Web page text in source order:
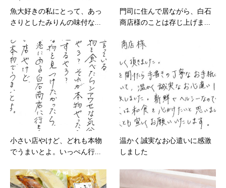
魚大好きの私にとって、あっ
さりとしたみりんの味付な...
門司に住んで居ながら、白石
商店様のことは存じ上げま...
小さい店やけど、どれも本物
でうまいとよ。いっぺん行...
温かく誠実なお心遣いに感激
しました